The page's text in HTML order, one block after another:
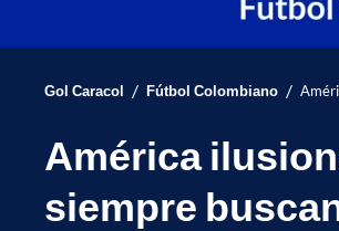
Gol Caracol / Fútbol Colombiano /
América
siempre